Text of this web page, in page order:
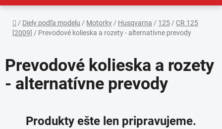
Domov
/ Diely podľa modelu / Motorky / Husqvarna / 125 / CR 125
[2009] / Prevodové kolieska a rozety - alternatívne prevody
Prevodové kolieska a rozety
- alternatívne prevody
Produkty ešte len pripravujeme.